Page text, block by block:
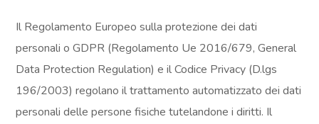
Il Regolamento Europeo sulla protezione dei dati
personali o GDPR (Regolamento Ue 2016/679, General
Data Protection Regulation) e il Codice Privacy (D.lgs
196/2003) regolano il trattamento automatizzato dei dati
personali delle persone fisiche tutelandone i diritti. Il